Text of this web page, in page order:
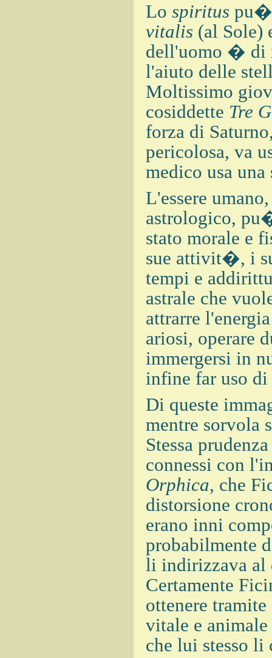
Lo spiritus pu�
vitalis (al Sole)
dell'uomo � di
l'aiuto delle
Moltissimo
cosiddette Tre
forza di
pericolosa, va
medico usa una
L'essere
astrologico,
stato morale e
sue attivit�, i
tempi e
astrale che
attrarre
ariosi, operare
immergersi in
infine far uso
Di queste
mentre sorvola
Stessa
connessi con
Orphica, che
distorsione
erano inni
probabilmente
li indirizzava al
Certamente
ottenere
vitale e
che lui stesso li